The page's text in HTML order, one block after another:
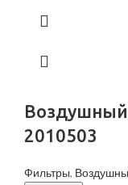
Воздушный
2010503
Фильтры,